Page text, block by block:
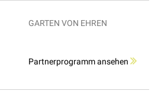
GARTEN VON EHREN
Partnerprogramm ansehen